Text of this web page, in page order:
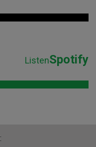
ListenSpotify